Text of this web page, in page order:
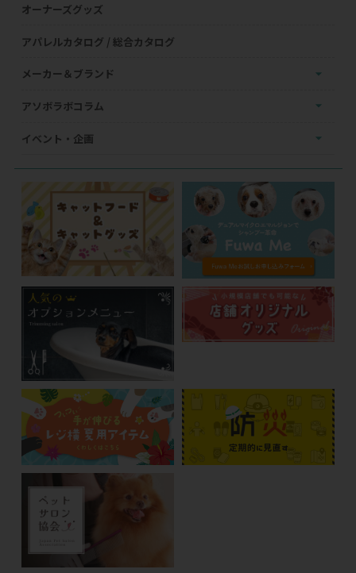
オーナーズグッズ
アパレルカタログ / 総合カタログ
メーカー＆ブランド
アソボラボコラム
イベント・企画